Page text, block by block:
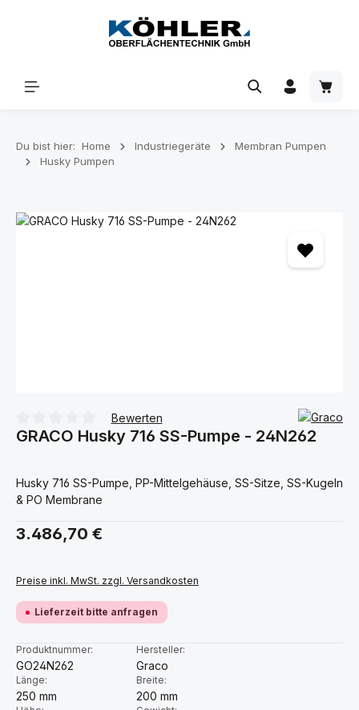
Zum Hauptinhalt springen
Du bist hier: Home Industriegeräte
Membran Pumpen
Husky Pumpen
Bildergalerie überspringen
Durchschnittliche Bewertung von 0 von 5 Sternen
Bewerten
GRACO Husky 716 SS-Pumpe - 24N262
Husky 716 SS-Pumpe, PP-Mittelgehäuse, SS-Sitze, SS-Kugeln
& PO Membrane
Regulärer Preis:
3.486,70 €
Preise inkl. MwSt. zzgl. Versandkosten
Lieferzeit bitte anfragen
Produktnummer:
GO24N262
Hersteller:
Graco
Länge:
250 mm
Breite:
200 mm